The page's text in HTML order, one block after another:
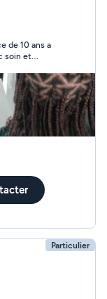
de 10 ans a
soin et
bientôt
Particulier